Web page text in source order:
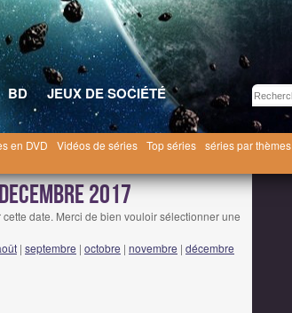
BD
JEUX DE SOCIÉTÉ
en DVD Vidéos de séries Top séries séries par thèmes
2017
date. Merci de bien vouloir sélectionner une
| septembre | octobre | novembre | décembre